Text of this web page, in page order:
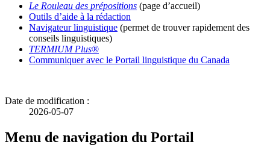
Le Rouleau des prépositions (page d’accueil)
Outils d’aide à la rédaction
Navigateur linguistique (permet de trouver rapidement des
conseils linguistiques)
TERMIUM Plus®
Communiquer avec le Portail linguistique du Canada
Date de modification :
2026-05-07
Menu de navigation du Portail